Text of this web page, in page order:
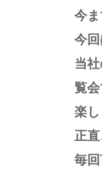
今
今
当
覧
楽
正
毎